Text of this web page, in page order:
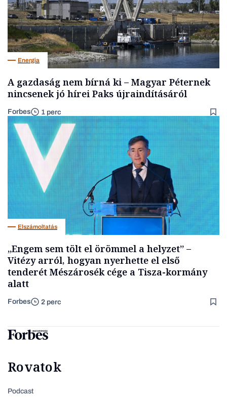
Energia
A gazdaság nem bírná ki – Magyar Péternek
nincsenek jó hírei Paks újraindításáról
Forbes 1 perc
Elszámoltatás
„Engem sem tölt el örömmel a helyzet” –
Vitézy arról, hogyan nyerhette el első
tenderét Mészárosék cége a Tisza-kormány
alatt
Forbes 2 perc
Rovatok
Podcast